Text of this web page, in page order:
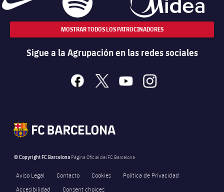
MOSTRAR TODOS LOS PATROCINADORES
Sigue a la Agrupación en las redes sociales
facebook
x youtubeinstagram
© Copyright FC Barcelona Página Oficial del FC Barcelona
Aviso Legal Contacto Cookies
Política de Privacidad
Accesibilidad
Consent choices